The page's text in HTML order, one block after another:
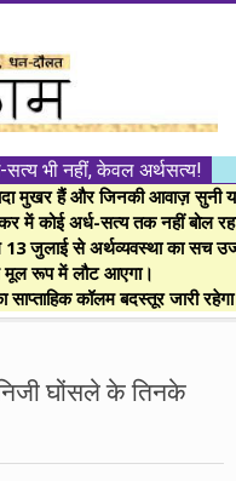
सत्य भी नहीं, केवल अर्थसत्य!
मुखर हैं और जिनकी आवाज़ सुनी
कोई अर्ध-सत्य तक नहीं बोल
13 जुलाई से अर्थव्यवस्था का सच
रूप में लौट आएगा।
साप्ताहिक कॉलम बदस्तूर जारी
घोंसले के तिनके